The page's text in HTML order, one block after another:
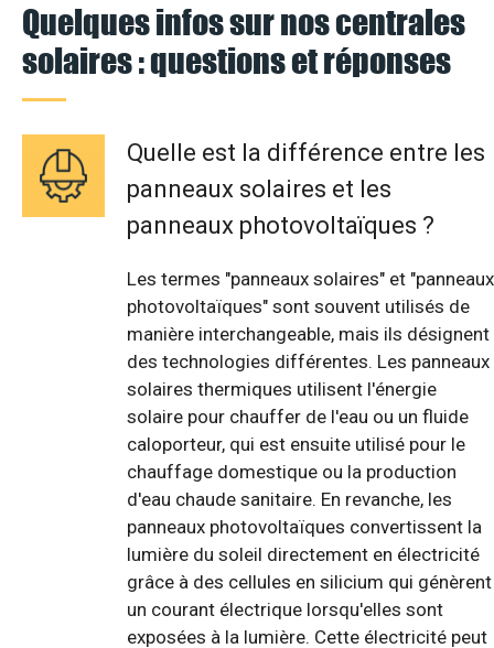
Quelques infos sur nos centrales
solaires : questions et réponses
Quelle est la différence entre les
panneaux solaires et les
panneaux photovoltaïques ?
Les termes "panneaux solaires" et "panneaux
photovoltaïques" sont souvent utilisés de
manière interchangeable, mais ils désignent
des technologies différentes. Les panneaux
solaires thermiques utilisent l'énergie
solaire pour chauffer de l'eau ou un fluide
caloporteur, qui est ensuite utilisé pour le
chauffage domestique ou la production
d'eau chaude sanitaire. En revanche, les
panneaux photovoltaïques convertissent la
lumière du soleil directement en électricité
grâce à des cellules en silicium qui génèrent
un courant électrique lorsqu'elles sont
exposées à la lumière. Cette électricité peut